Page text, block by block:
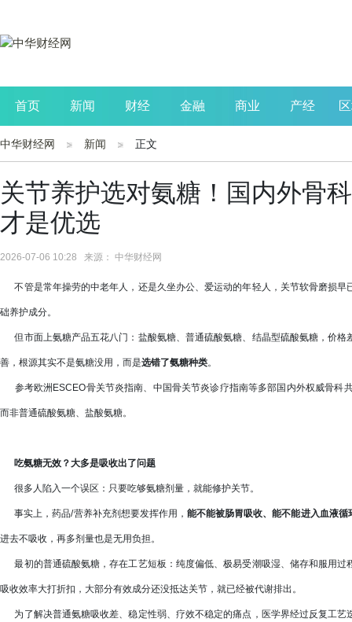
首页 新闻 财经 金融 商业 产经
公司 生活 读书
中华财经网 新闻 正文
关节养护选对氨糖！国内外骨
才是优选
2026-07-06 10:28 来源： 中华财经网
不管是常年操劳的中老年人，还是久坐办公、爱运动的年轻人，关节软骨磨损早
础养护成分。
但市面上氨糖产品五花八门：盐酸氨糖、普通硫酸氨糖、结晶型硫酸氨糖，价格
善，根源其实不是氨糖没用，而是选错了氨糖种类。
参考欧洲ESCEO骨关节炎指南、中国骨关节炎诊疗指南等多部国内外权威骨科
而非普通硫酸氨糖、盐酸氨糖。
吃氨糖无效？大多是吸收出了问题
很多人陷入一个误区：只要吃够氨糖剂量，就能修护关节。
事实上，药品/营养补充剂想要发挥作用，能不能被肠胃吸收、能不能进入血液
进去不吸收，再多剂量也是无用负担。
最初的普通硫酸氨糖，存在工艺短板：纯度偏低、极易受潮吸湿、储存和服用过
吸收效率大打折扣，大部分有效成分还没抵达关节，就已经被代谢排出。
为了解决普通氨糖吸收差、稳定性弱、疗效不稳定的痛点，医学界经过反复工艺